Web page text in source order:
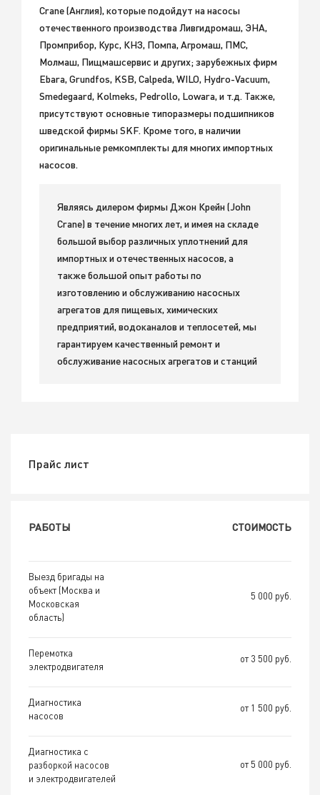
Crane (Англия), которые подойдут на насосы
отечественного производства Ливгидромаш, ЭНА,
Промприбор, Курс, КНЗ, Помпа, Агромаш, ПМС,
Молмаш, Пищмашсервис и других; зарубежных фирм
Ebara, Grundfos, KSB, Calpeda, WILO, Hydro-Vacuum,
Smedegaard, Kolmeks, Pedrollo, Lowara, и т.д. Также,
присутствуют основные типоразмеры подшипников
шведской фирмы SKF. Кроме того, в наличии
оригинальные ремкомплекты для многих импортных
насосов.
Являясь дилером фирмы Джон Крейн (John
Crane) в течение многих лет, и имея на складе
большой выбор различных уплотнений для
импортных и отечественных насосов, а
также большой опыт работы по
изготовлению и обслуживанию насосных
агрегатов для пищевых, химических
предприятий, водоканалов и теплосетей, мы
гарантируем качественный ремонт и
обслуживание насосных агрегатов и станций
Прайс лист
РАБОТЫ СТОИМОСТЬ
Выезд бригады на
объект (Москва и
Московская
область)
5 000 руб.
Перемотка
электродвигателя
от 3 500 руб.
Диагностика
насосов
от 1 500 руб.
Диагностика с
разборкой насосов
и электродвигателей
от 5 000 руб.